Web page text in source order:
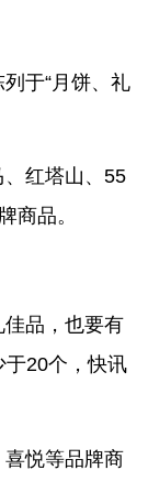
于“月饼、礼
红塔山、55
商品。
品，也要有
于20个，快讯
悦等品牌商